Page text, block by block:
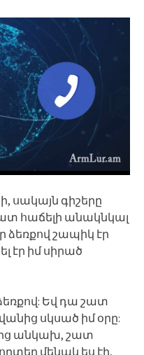
սակայն գիշերը
հաճելի անակնկալ
ձեռքով շապիկ էր
էր իմ սիրած
Եվ դա շատ
սկսած իմ օրը:
անկախ, շատ
մենակ ես էի,